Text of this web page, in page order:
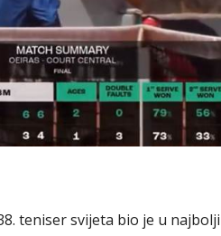
teniser svijeta bio je u